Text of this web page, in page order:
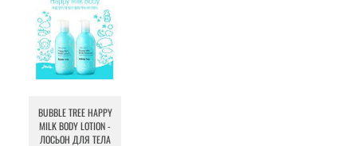
BUBBLE TREE HAPPY
MILK BODY LOTION -
ЛОСЬОН ДЛЯ ТЕЛА